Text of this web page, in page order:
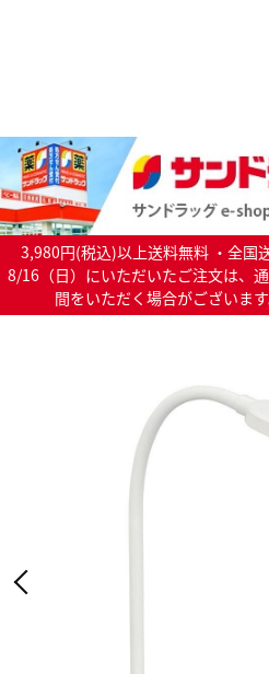
3,980円(税込)以上送料無料 ・全国
8/16（日）にいただいたご注文は、
間をいただく場合がございま